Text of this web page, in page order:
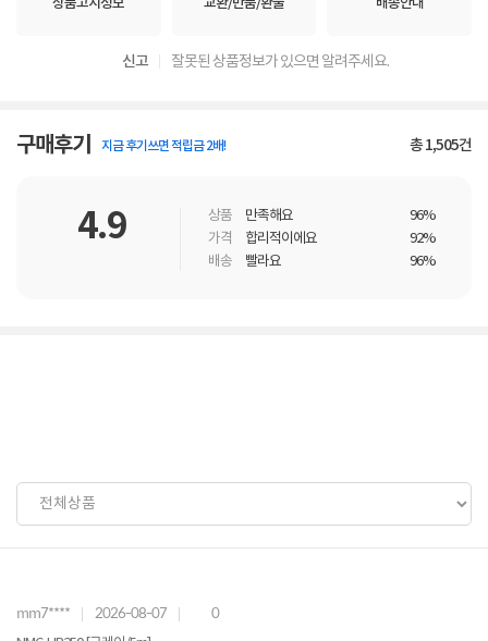
신고 잘못된 상품정보가 있으면 알려주세요.
구매후기 지금 후기쓰면 적립금 2배! 총1,505건
4.9 상품 만족해요
96%
가격
합리적이에요
92%
배송
빨라요 96%
mm7**** 2026-08-07 0